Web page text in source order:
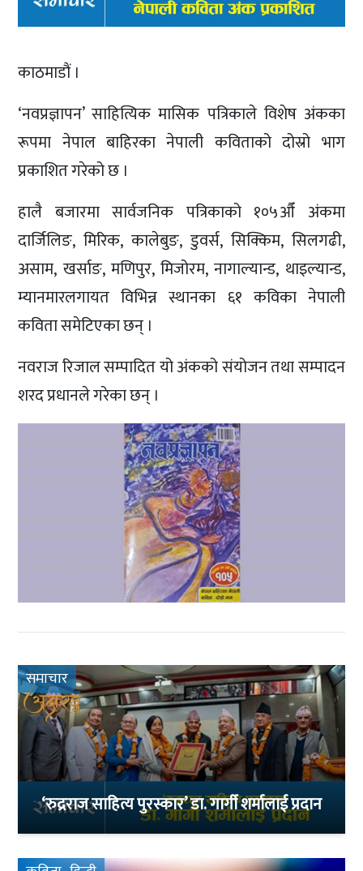
काठमाडौं ।
‘नवप्रज्ञापन’ साहित्यिक मासिक पत्रिकाले विशेष अंकका
रूपमा नेपाल बाहिरका नेपाली कविताको दोस्रो भाग
प्रकाशित गरेको छ ।
हालै बजारमा सार्वजनिक पत्रिकाको १०५औँ अंकमा
दार्जिलिङ, मिरिक, कालेबुङ, डुवर्स, सिक्किम, सिलगढी,
असाम, खर्साङ, मणिपुर, मिजोरम, नागाल्यान्ड, थाइल्यान्ड,
म्यानमारलगायत विभिन्न स्थानका ६१ कविका नेपाली
कविता समेटिएका छन् ।
नवराज रिजाल सम्पादित यो अंकको संयोजन तथा सम्पादन
शरद प्रधानले गरेका छन् ।
समाचार
‘रुद्रराज साहित्य पुरस्कार’ डा. गार्गी शर्मालाई प्रदान